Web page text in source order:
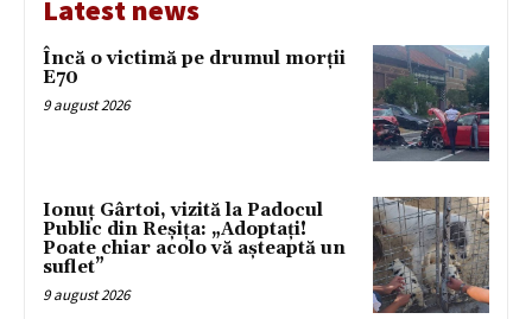
Latest news
Încă o victimă pe drumul morții
E70
9 august 2026
Ionuț Gârtoi, vizită la Padocul
Public din Reșița: „Adoptați!
Poate chiar acolo vă așteaptă un
suflet”
9 august 2026